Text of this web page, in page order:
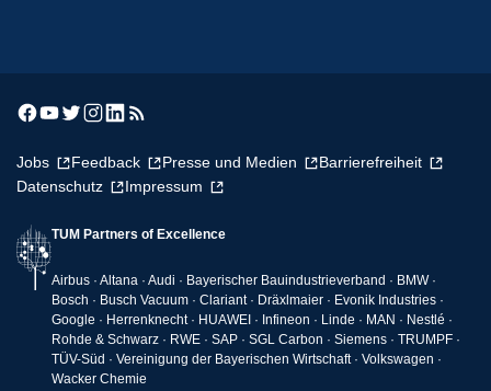
Jobs Feedback Presse und Medien
Barrierefreiheit
Datenschutz
Impressum
TUM Partners of Excellence
Airbus · Altana · Audi · Bayerischer Bauindustrieverband · BMW ·
Bosch · Busch Vacuum · Clariant · Dräxlmaier · Evonik Industries ·
Google · Herrenknecht · HUAWEI · Infineon · Linde · MAN · Nestlé ·
Rohde & Schwarz · RWE · SAP · SGL Carbon · Siemens · TRUMPF ·
TÜV-Süd · Vereinigung der Bayerischen Wirtschaft · Volkswagen ·
Wacker Chemie